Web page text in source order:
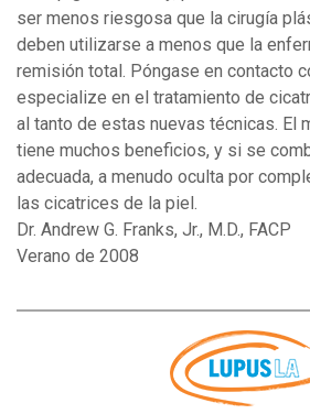
ser menos riesgosa que la cirugía
deben utilizarse a menos que la
remisión total. Póngase en contacto
especialize en el tratamiento de
al tanto de estas nuevas técnicas. El
tiene muchos beneficios, y si se
adecuada, a menudo oculta por
las cicatrices de la piel.
Dr. Andrew G. Franks, Jr., M.D., FACP
Verano de 2008